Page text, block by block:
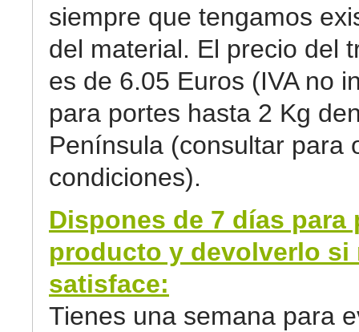
siempre que tengamos
del material. El precio del
es de 6.05 Euros (IVA no
para portes hasta 2 Kg
Península (consultar para
condiciones).
Dispones de 7 días para
producto y devolverlo si
satisface:
Tienes una semana para